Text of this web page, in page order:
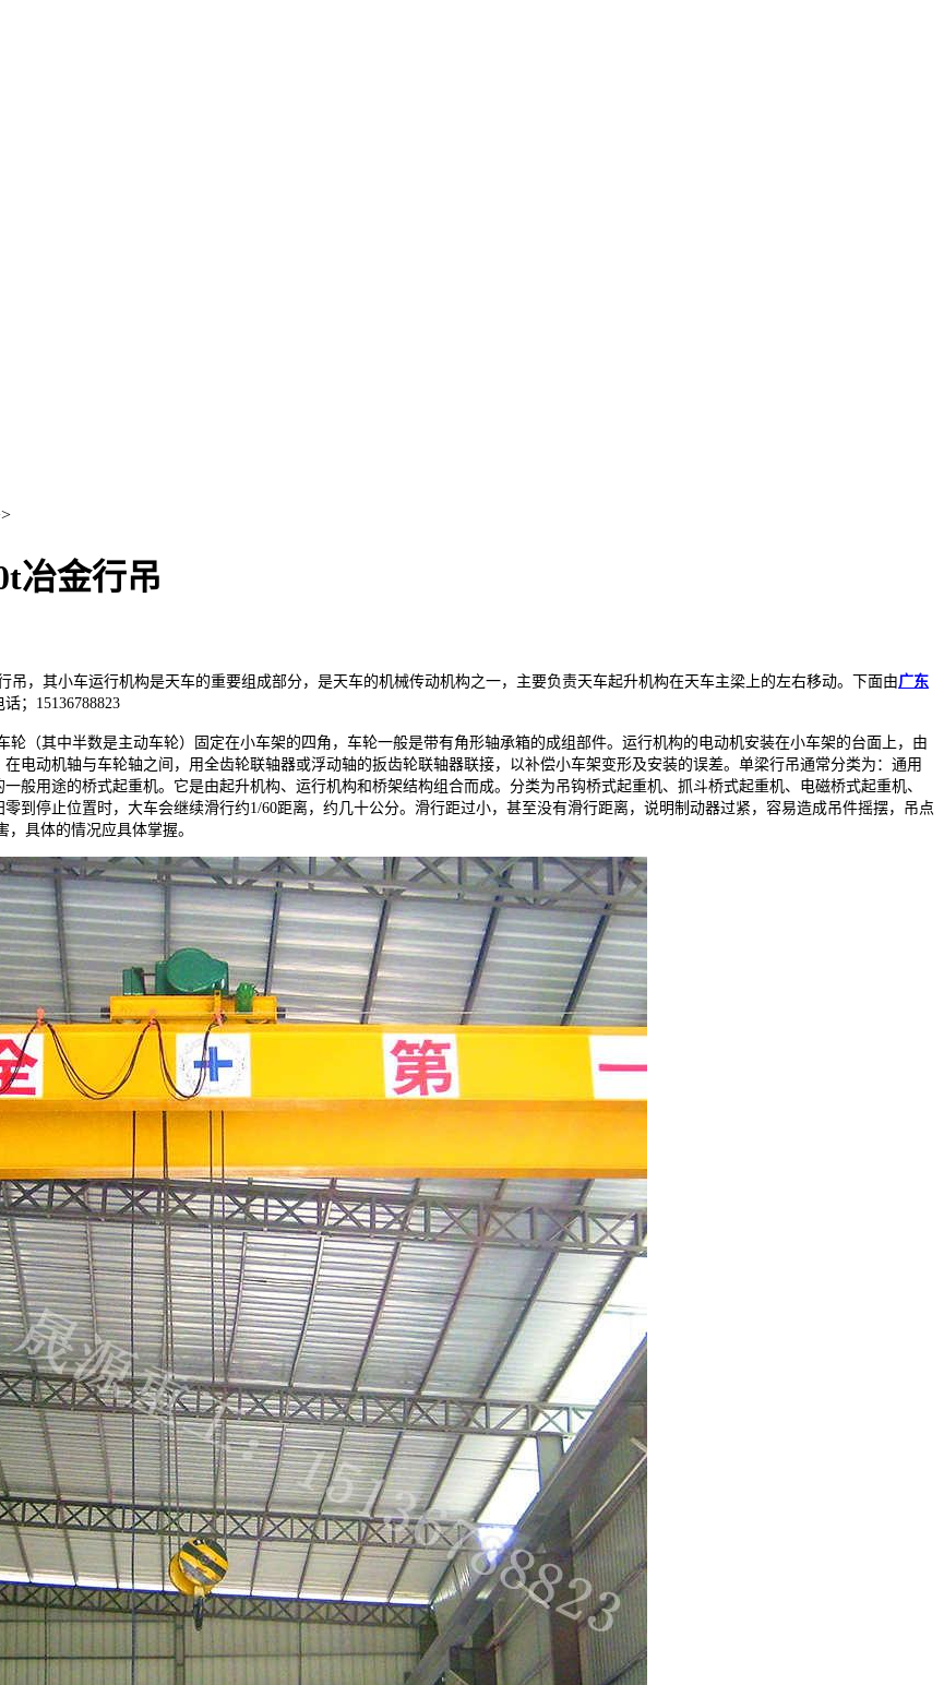
冶金行吊
吊，其小车运行机构是天车的重要组成部分，是天车的机械传动机构之一，主要负责天车起升机构在天车主梁上的左右移动。下面由广东
； 15136788823
其中半数是主动车轮）固定在小车架的四角，车轮一般是带有角形轴承箱的成组部件。运行机构的电动机安装在小车架的台面上，由
电动机轴与车轮轴之间，用全齿轮联轴器或浮动轴的扳齿轮联轴器联接，以补偿小车架变形及安装的误差。单梁行吊通常分类为：通用
般用途的桥式起重机。它是由起升机构、运行机构和桥架结构组合而成。分类为吊钩桥式起重机、抓斗桥式起重机、电磁桥式起重机、
到停止位置时，大车会继续滑行约1/60距离，约几十公分。滑行距过小，甚至没有滑行距离，说明制动器过紧，容易造成吊件摇摆，吊点
具体的情况应具体掌握。